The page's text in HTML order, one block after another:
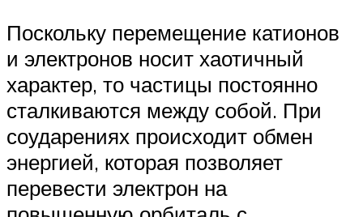
Поскольку перемещение катионов
и электронов носит хаотичный
характер, то частицы постоянно
сталкиваются между собой. При
соударениях происходит обмен
энергией, которая позволяет
перевести электрон на